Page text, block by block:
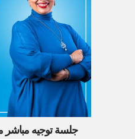
جلسة توجيه مباشر